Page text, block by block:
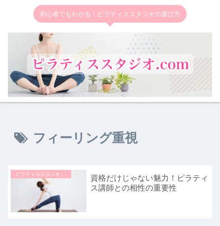
初心者でもわかる！ピラティススタジオの選び方
フィーリング重視
資格だけじゃない魅力！ピラティ
ス講師との相性の重要性